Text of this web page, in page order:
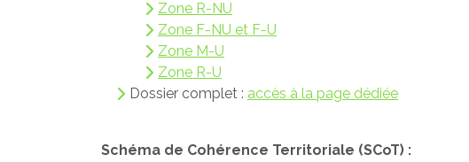
Zone R-NU
Zone F-NU et F-U
Zone M-U
Zone R-U
Dossier complet : accès à la page dédiée
Schéma de Cohérence Territoriale (SCoT) :